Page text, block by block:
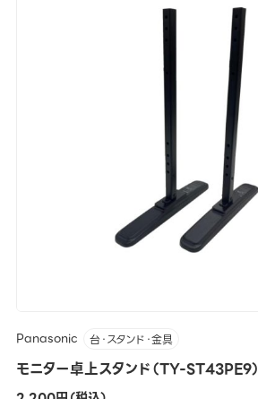
Panasonic 台・スタンド・金具
モニター卓上スタンド（TY-ST43PE9）